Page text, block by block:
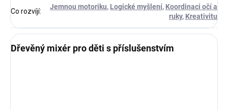
Co rozvíjí:
Jemnou motoriku, Logické myšlení, Koordinaci očí a
ruky, Kreativitu
Dřevěný mixér pro děti s příslušenstvím